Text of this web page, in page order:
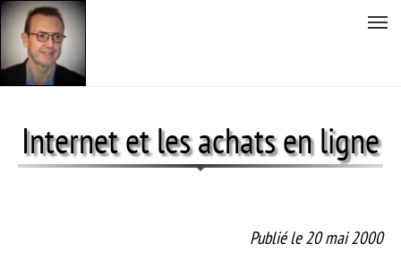
contenuInternet et les achats en ligne
Publié le 20 mai 2000